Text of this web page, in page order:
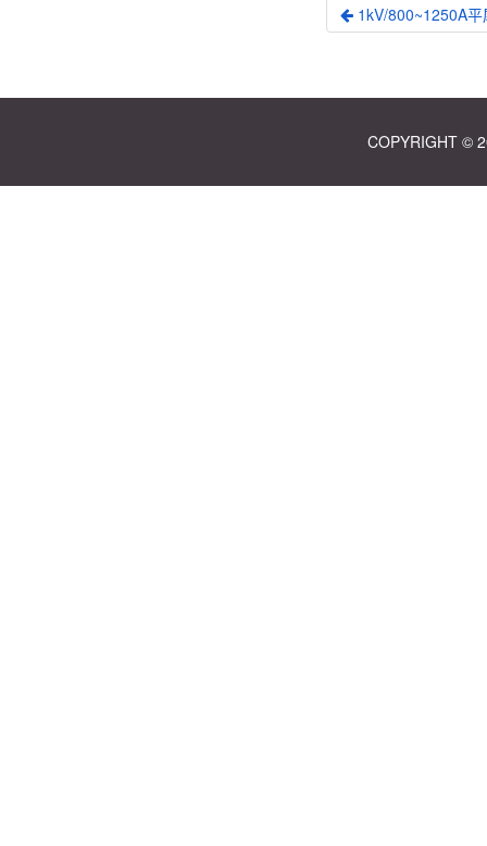
1kV/800~1250A
COPYRIGHT ©